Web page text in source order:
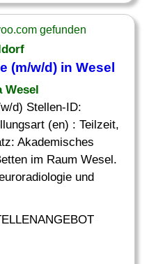
gefunden
(m/w/d) in Wesel
Wesel
d) Stellen-ID:
(en) : Teilzeit,
Akademisches
im Raum Wesel.
und